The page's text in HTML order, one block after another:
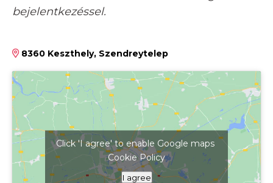
bejelentkezéssel.
8360 Keszthely, Szendreytelep
Kattints ide a térkép megjelenítéséhez
Click 'I agree' to enable Google maps
Cookie Policy
I agree